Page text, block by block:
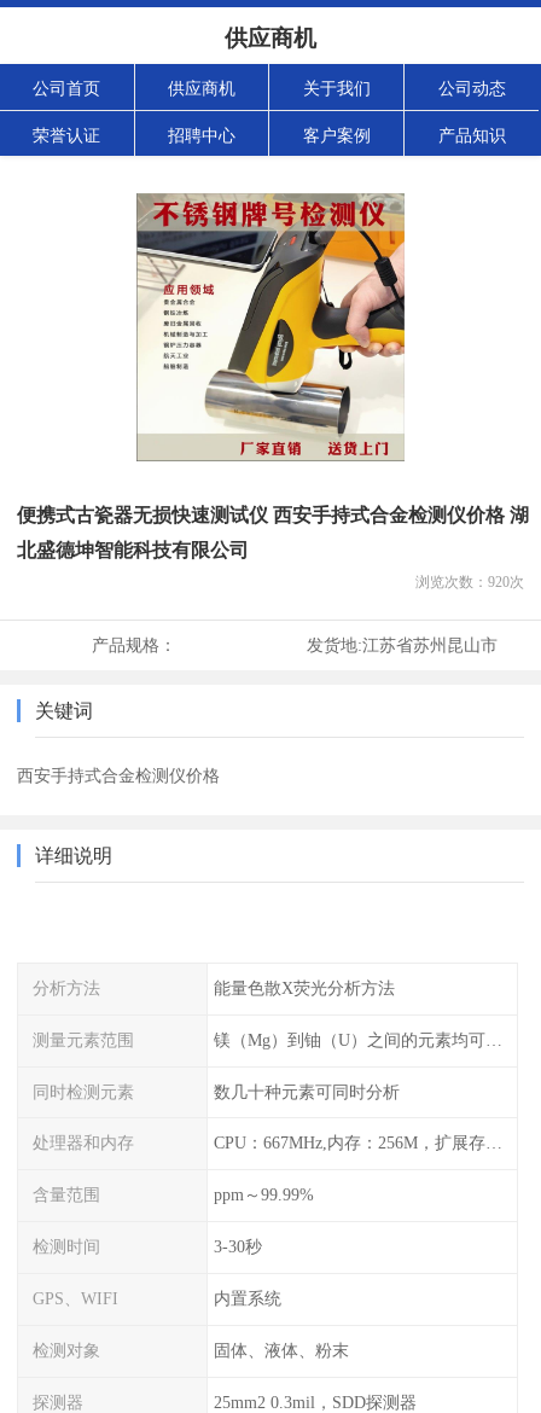
供应商机
公司首页 供应商机 关于我们 公司动态
荣誉认证 招聘中心 客户案例 产品知识
便携式古瓷器无损快速测试仪 西安手持式合金检测仪价格 湖
北盛德坤智能科技有限公司
浏览次数： 920次
产品规格： 发货地:江苏省苏州昆山市
关键词
西安手持式合金检测仪价格
详细说明
分析方法 能量色散X荧光分析方法
测量元素范围 镁（Mg）到铀（U）之间的元素均可测量
同时检测元素 数几十种元素可同时分析
处理器和内存 CPU：667MHz,内存：256M，扩展存储最大支持32G，标配2G，可以海量存储数据
含量范围 ppm～99.99%
检测时间 3-30秒
GPS、WIFI 内置系统
检测对象 固体、液体、粉末
探测器 25mm2 0.3mil，SDD探测器